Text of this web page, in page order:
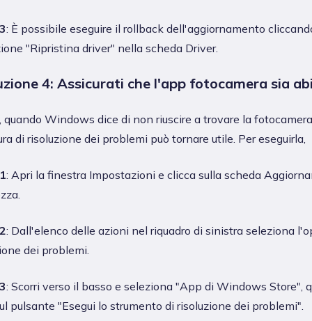
: È possibile eseguire il rollback dell'aggiornamento
"Ripristina driver" nella scheda Driver.
4: Assicurati che l'app fotocamera sia
quando Windows dice di non riuscire a trovare la
di risoluzione dei problemi può tornare utile. Per eseguirla,
: Apri la finestra Impostazioni e clicca sulla scheda
: Dall'elenco delle azioni nel riquadro di sinistra seleziona
dei problemi.
: Scorri verso il basso e seleziona "App di Windows Store",
pulsante "Esegui lo strumento di risoluzione dei problemi".